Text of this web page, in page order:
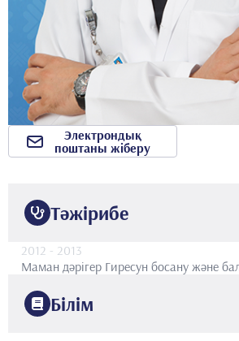
Тәжірибе
2012 - 2013
Маман дәрігер Гиресун босану және
Білім
Электрондық
поштаны жіберу